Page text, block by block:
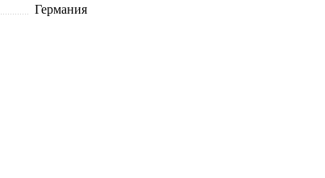
Германия